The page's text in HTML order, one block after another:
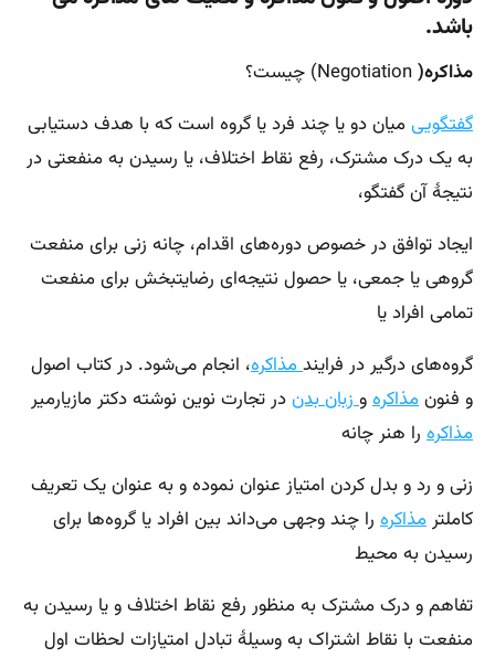
باشد.
مذاکره(Negotiation) چیست؟
گفتگوییمیان دو یا چند فرد یا گروه است که با هدف دستیابی
به یک درک مشترک، رفع نقاط اختلاف، یا رسیدن به منفعتی در
نتیجهٔ آن گفتگو،
ایجاد توافق در خصوص دوره‌های اقدام، چانه زنی برای منفعت
گروهی یا جمعی، یا حصول نتیجه‌ای رضایتبخش برای منفعت
تمامی افراد یا
گروه‌های درگیر در فرایندمذاکره، انجام می‌شود. در کتاب اصول
و فنونمذاکرهوزبان بدندر تجارت نوین نوشته دکتر مازیارمیر
مذاکره را هنر چانه
زنی و رد و بدل کردن امتیاز عنوان نموده و به عنوان یک تعریف
کاملتر مذاکره را چند وجهی می‌داند بین افراد یا گروه‌ها برای
رسیدن به محیط
تفاهم و درک مشترک به منظور رفع نقاط اختلاف و یا رسیدن به
منفعت با نقاط اشتراک به وسیلهٔ تبادل امتیازات لحظات اول